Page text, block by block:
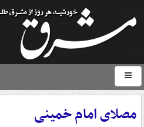
مصلای امام خمینی